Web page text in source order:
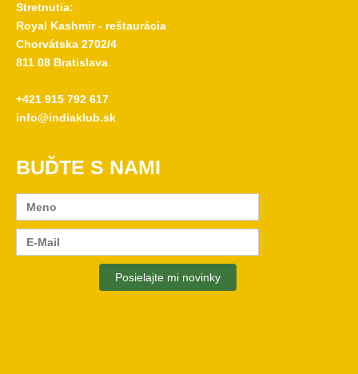
Stretnutia:
Royal Kashmir - reštaurácia
Chorvátska 2702/4
811 08 Bratislava
+421 915 792 617
info@indiaklub.sk
BUĎTE S NAMI